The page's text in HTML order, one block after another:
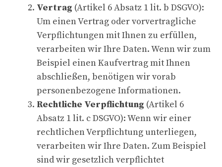
Vertrag (Artikel 6 Absatz 1 lit. b DSGVO):
Um einen Vertrag oder vorvertragliche
Verpflichtungen mit Ihnen zu erfüllen,
verarbeiten wir Ihre Daten. Wenn wir zum
Beispiel einen Kaufvertrag mit Ihnen
abschließen, benötigen wir vorab
personenbezogene Informationen.
Rechtliche Verpflichtung (Artikel 6
Absatz 1 lit. c DSGVO): Wenn wir einer
rechtlichen Verpflichtung unterliegen,
verarbeiten wir Ihre Daten. Zum Beispiel
sind wir gesetzlich verpflichtet